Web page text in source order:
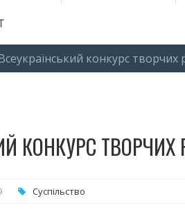
конкурс творчих
КОНКУРС ТВОРЧИХ
Суспільство